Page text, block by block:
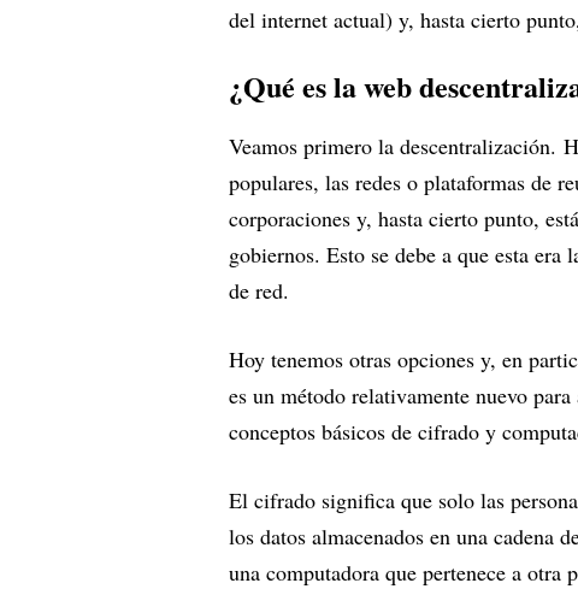
del internet actual) y, hasta cierto
¿Qué es la web
Veamos primero la descentralización.
populares, las redes o plataformas de
corporaciones y, hasta cierto punto,
gobiernos. Esto se debe a que esta
de red.
Hoy tenemos otras opciones y, en
es un método relativamente nuevo
conceptos básicos de cifrado y
El cifrado significa que solo las
los datos almacenados en una cadena
una computadora que pertenece a otra